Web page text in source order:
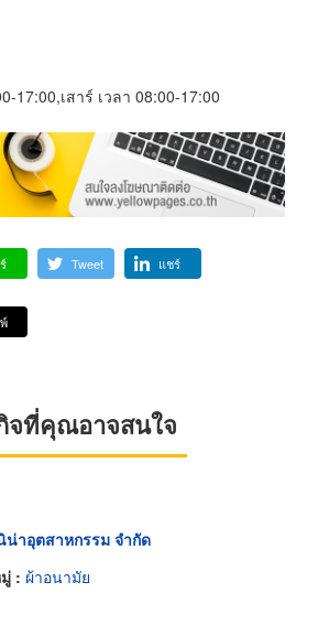
17:00,เสาร์ เวลา 08:00-17:00
Tweet แชร์
จที่คุณอาจสนใจ
าอุตสาหกรรม จำกัด
: ผ้าอนามัย